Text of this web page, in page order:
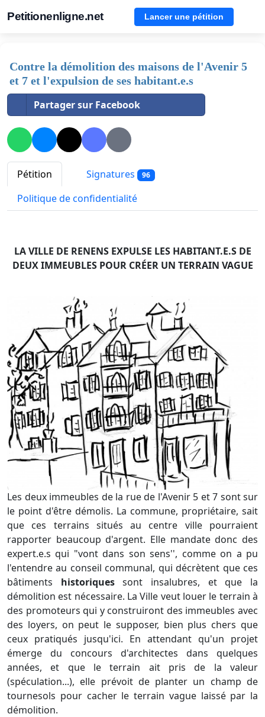
Petitionenligne.net Lancer une pétition
Contre la démolition des maisons de l'Avenir 5
et 7 et l'expulsion de ses habitant.e.s
Partager sur Facebook
Pétition Signatures 96
Politique de confidentialité
LA VILLE DE RENENS EXPULSE LES HABITANT.E.S DE
DEUX IMMEUBLES POUR CRÉER UN TERRAIN VAGUE
Les deux immeubles de la rue de l'Avenir 5 et 7 sont sur
le point d'être démolis. La commune, propriétaire, sait
que ces terrains situés au centre ville pourraient
rapporter beaucoup d'argent. Elle mandate donc des
expert.e.s qui "vont dans son sens'', comme on a pu
l'entendre au conseil communal, qui décrètent que ces
bâtiments historiquessont insalubres, et que la
démolition est nécessaire. La Ville veut louer le terrain à
des promoteurs qui y construiront des immeubles avec
des loyers, on peut le supposer, bien plus chers que
ceux pratiqués jusqu'ici. En attendant qu'un projet
émerge du concours d'architectes dans quelques
années, et que le terrain ait pris de la valeur
(spéculation...), elle prévoit de planter un champ de
tournesols pour cacher le terrain vague laissé par la
démolition.